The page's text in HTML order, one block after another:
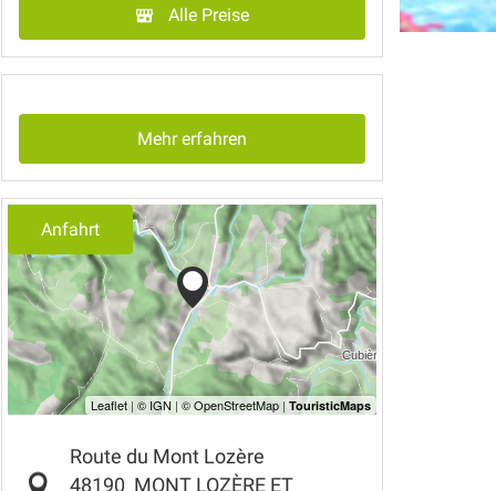
Alle Preise
Mehr erfahren
Anfahrt
Route du Mont Lozère
48190 MONT LOZÈRE ET